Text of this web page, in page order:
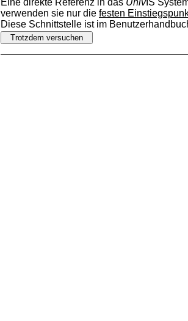
Eine direkte Referenz in das UnivIS
verwenden sie nur die festen
Diese Schnittstelle ist im